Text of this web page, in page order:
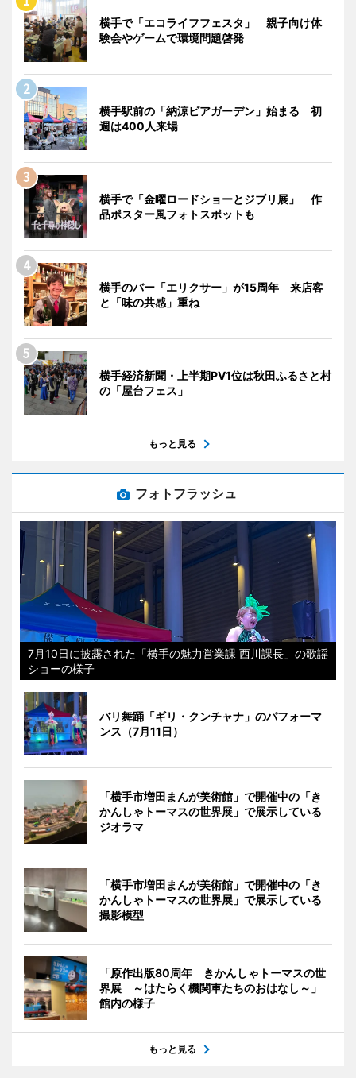
横手で「エコライフフェスタ」 親子向け体
験会やゲームで環境問題啓発
横手駅前の「納涼ビアガーデン」始まる 初
週は400人来場
横手で「金曜ロードショーとジブリ展」 作
品ポスター風フォトスポットも
横手のバー「エリクサー」が15周年 来店客
と「味の共感」重ね
横手経済新聞・上半期PV1位は秋田ふるさと村
の「屋台フェス」
もっと見る
フォトフラッシュ
7月10日に披露された「横手の魅力営業課 西川課長」の歌謡
ショーの様子
バリ舞踊「ギリ・クンチャナ」のパフォーマ
ンス（7月11日）
「横手市増田まんが美術館」で開催中の「き
かんしゃトーマスの世界展」で展示している
ジオラマ
「横手市増田まんが美術館」で開催中の「き
かんしゃトーマスの世界展」で展示している
撮影模型
「原作出版80周年 きかんしゃトーマスの世
界展 ～はたらく機関車たちのおはなし～」
館内の様子
もっと見る